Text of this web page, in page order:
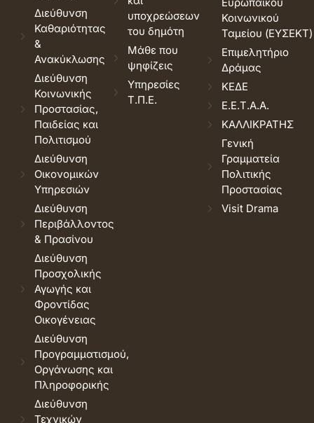
Διεύθυνση
Καθαριότητας
&
Ανακύκλωσης
Διεύθυνση
Κοινωνικής
Προστασίας,
Παιδείας και
Πολιτισμού
Διεύθυνση
Οικονομικών
Υπηρεσιών
Διεύθυνση
Περιβάλλοντος
& Πρασίνου
Διεύθυνση
Προσχολικής
Αγωγής και
Φροντίδας
Οικογένειας
Διεύθυνση
Προγραμματισμού,
Οργάνωσης και
Πληροφορικής
Διεύθυνση
Τεχνικών
υποχρεώσεων
του δημότη
Μάθε που
ψηφίζεις
Υπηρεσίες
Τ.Π.Ε.
Κοινωνικού
Ταμείου (ΕΥΣΕΚΤ)
Επιμελητήριο
Δράμας
ΚΕΔΕ
Ε.Ε.Τ.Α.Α.
ΚΑΛΛΙΚΡΑΤΗΣ
Γενική
Γραμματεία
Πολιτικής
Προστασίας
Visit Drama